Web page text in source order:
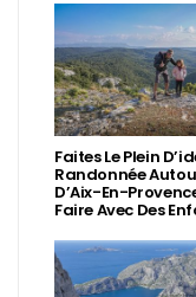
Faites Le Plein
Randonnée
D’Aix-En-
Faire Avec Des